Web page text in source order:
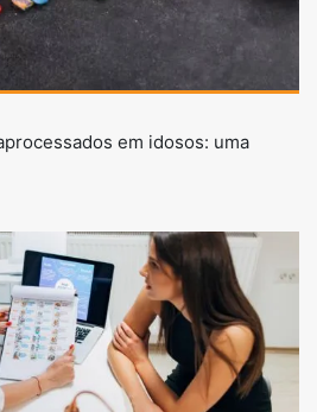
em idosos: uma